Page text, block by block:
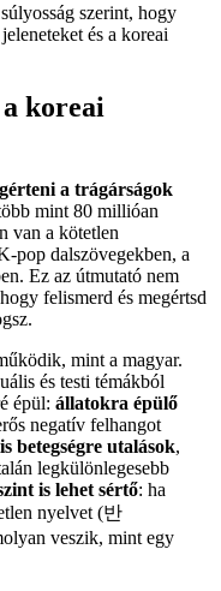
szerint, hogy
és a koreai
koreai
a trágárságok
mint 80 millióan
van a kötetlen
pop dalszövegekben, a
Ez az útmutató nem
felismerd és megértsd
mint a magyar.
és testi témákból
épül: állatokra épülő
negatív felhangot
betegségre utalások,
legkülönlegesebb
is lehet sértő: ha
nyelvet (반
veszik, mint egy